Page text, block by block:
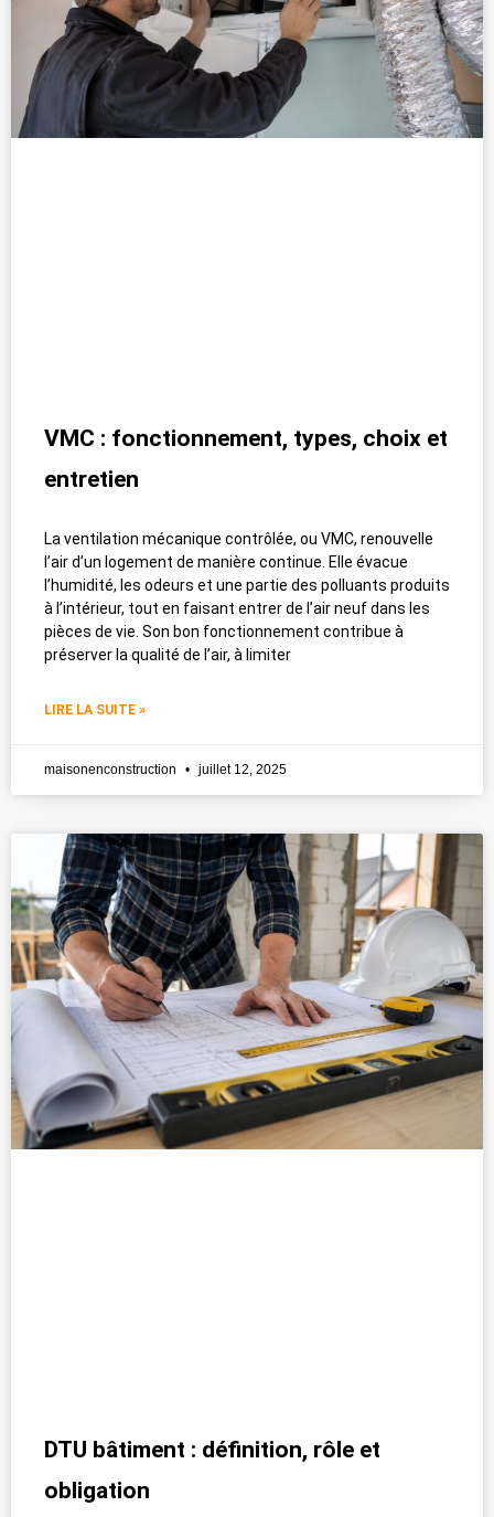
VMC : fonctionnement, types, choix et
entretien
La ventilation mécanique contrôlée, ou VMC, renouvelle
l’air d’un logement de manière continue. Elle évacue
l’humidité, les odeurs et une partie des polluants produits
à l’intérieur, tout en faisant entrer de l’air neuf dans les
pièces de vie. Son bon fonctionnement contribue à
préserver la qualité de l’air, à limiter
LIRE LA SUITE »
maisonenconstruction juillet 12, 2025
DTU bâtiment : définition, rôle et
obligation